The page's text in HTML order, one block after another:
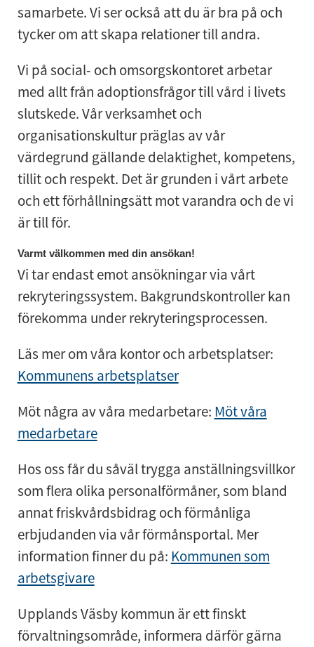
samarbete. Vi ser också att du är bra på och
tycker om att skapa relationer till andra.
Vi på social- och omsorgskontoret arbetar
med allt från adoptionsfrågor till vård i livets
slutskede. Vår verksamhet och
organisationskultur präglas av vår
värdegrund gällande delaktighet, kompetens,
tillit och respekt. Det är grunden i vårt arbete
och ett förhållningsätt mot varandra och de vi
är till för.
Varmt välkommen med din ansökan!
Vi tar endast emot ansökningar via vårt
rekryteringssystem. Bakgrundskontroller kan
förekomma under rekryteringsprocessen.
Läs mer om våra kontor och arbetsplatser:
Kommunens arbetsplatser
Möt några av våra medarbetare: Möt våra
medarbetare
Hos oss får du såväl trygga anställningsvillkor
som flera olika personalförmåner, som bland
annat friskvårdsbidrag och förmånliga
erbjudanden via vår förmånsportal. Mer
information finner du på: Kommunen som
arbetsgivare
Upplands Väsby kommun är ett finskt
förvaltningsområde, informera därför gärna